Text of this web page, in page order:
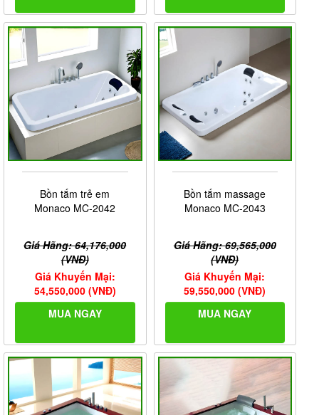
Bồn tắm trẻ em
Monaco MC-2042
Giá Hãng: 64,176,000
(VNĐ)
Giá Khuyến Mại:
54,550,000 (VNĐ)
MUA NGAY
Bồn tắm massage
Monaco MC-2043
Giá Hãng: 69,565,000
(VNĐ)
Giá Khuyến Mại:
59,550,000 (VNĐ)
MUA NGAY